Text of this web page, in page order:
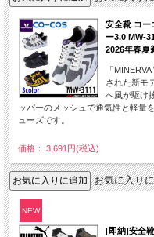
安全靴 コー
ー3.0 MW-
2026年春夏
「
された新モ
へ風が駆け
ッパーのメッシュで通気性と軽量
ューズです。
価格： 3,691円(税込)
お気に入り
NEW
[即納]安全